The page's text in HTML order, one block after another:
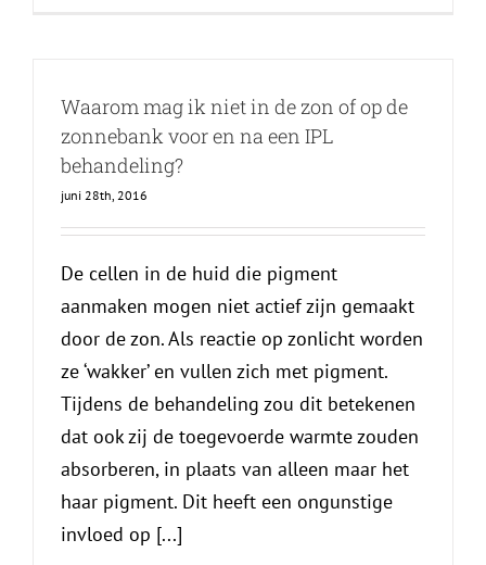
Waarom mag ik niet in de zon of op de
zonnebank voor en na een IPL
behandeling?
juni 28th, 2016
De cellen in de huid die pigment
aanmaken mogen niet actief zijn gemaakt
door de zon. Als reactie op zonlicht worden
ze ‘wakker’ en vullen zich met pigment.
Tijdens de behandeling zou dit betekenen
dat ook zij de toegevoerde warmte zouden
absorberen, in plaats van alleen maar het
haar pigment. Dit heeft een ongunstige
invloed op [...]